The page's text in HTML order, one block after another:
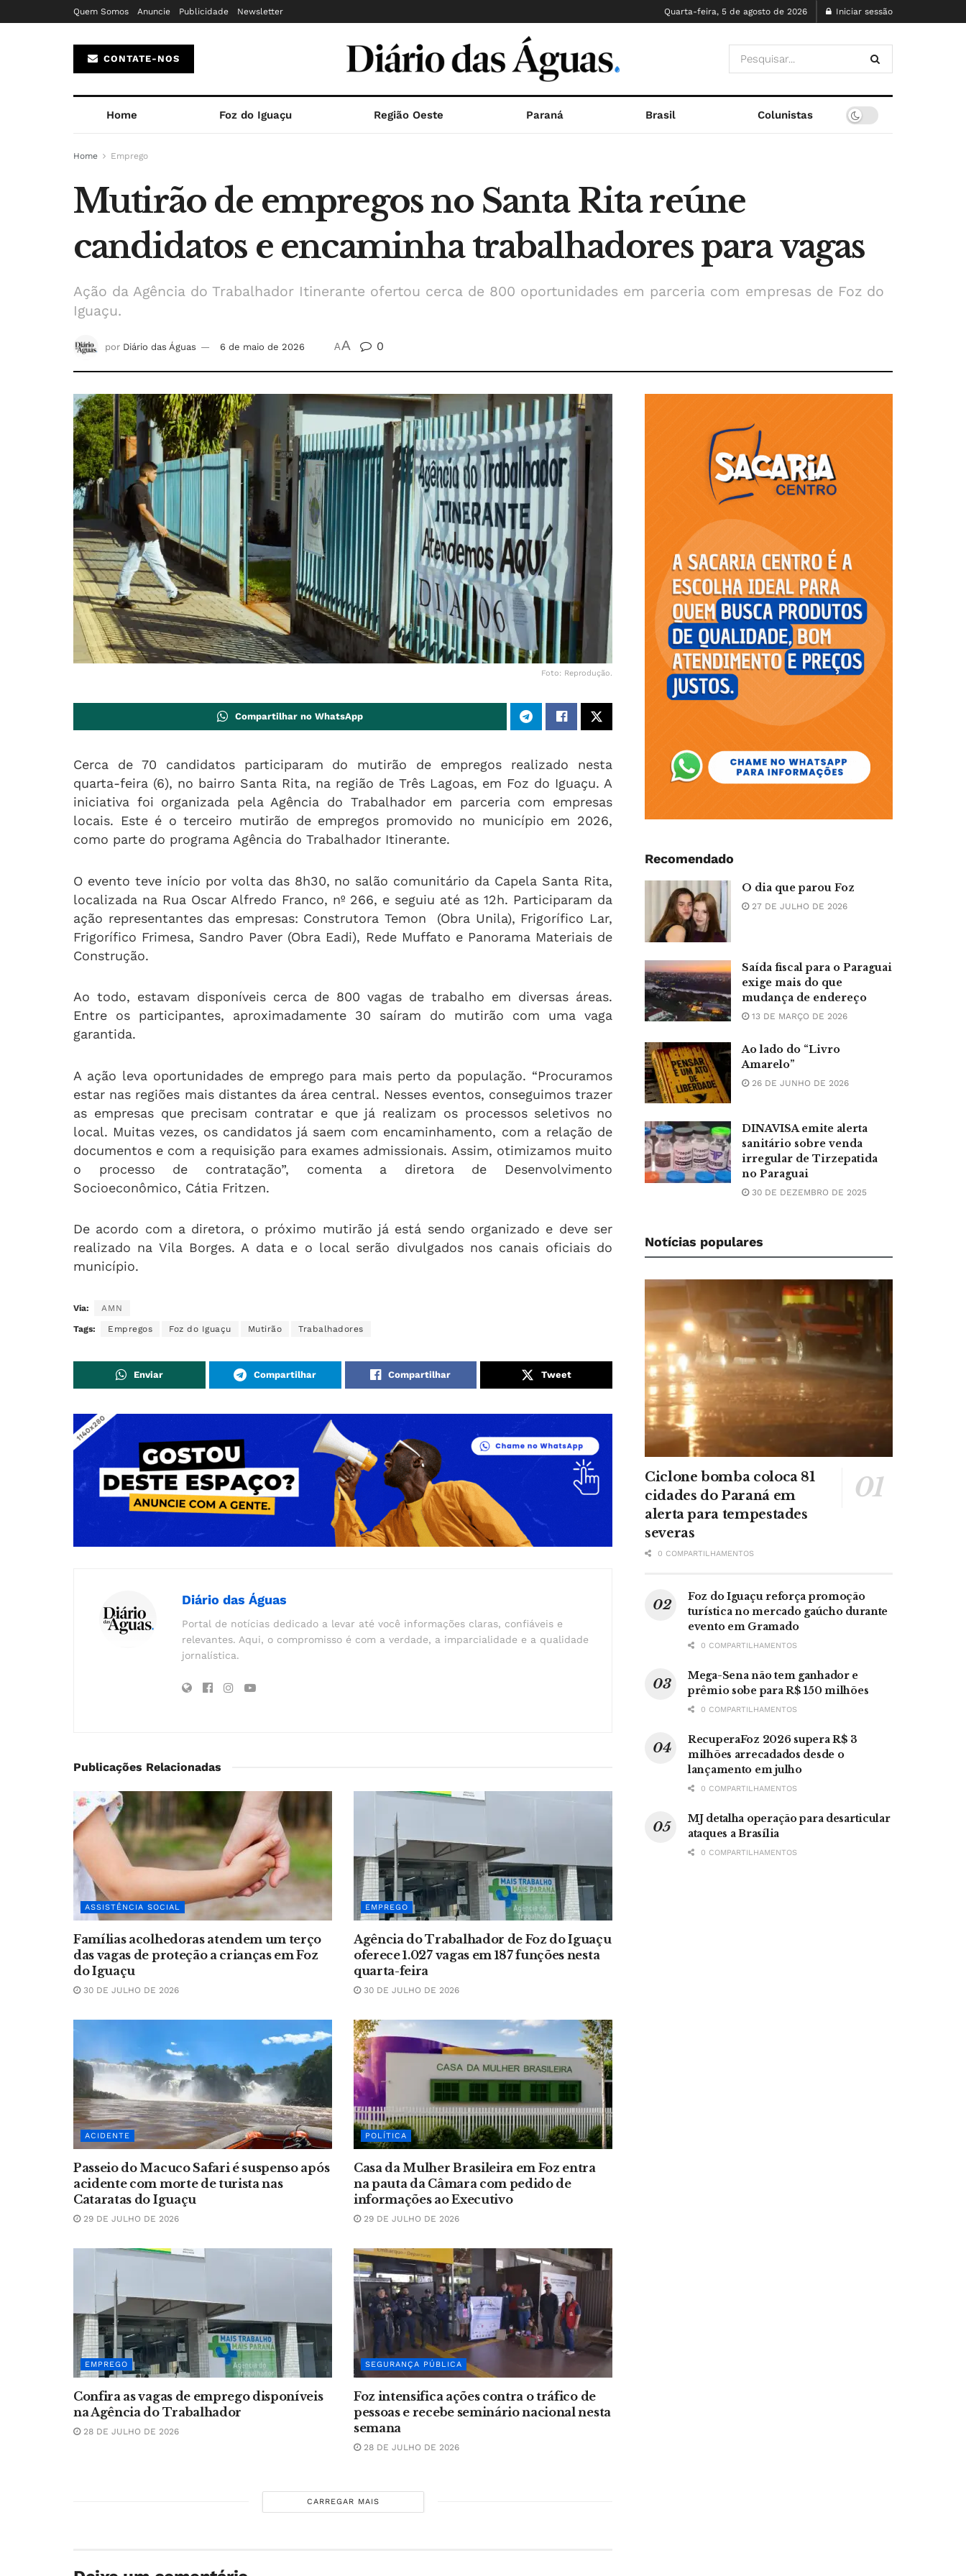
Quem Somos Anuncie Publicidade Newsletter Quarta-feira, 5 de agosto de 2026 Iniciar sessão
CONTATE-NOS
Home Foz do Iguaçu Região Oeste Paraná Brasil Colunistas
Home Emprego
Mutirão de empregos no Santa Rita reúne
candidatos e encaminha trabalhadores para vagas
Ação da Agência do Trabalhador Itinerante ofertou cerca de 800 oportunidades em parceria com empresas de Foz do
Iguaçu.
por Diário das Águas 6 de maio de 2026 AA 0
Foto: Reprodução.
Compartilhar no WhatsApp
Cerca de 70 candidatos participaram do mutirão de empregos realizado nesta
quarta-feira (6), no bairro Santa Rita, na região de Três Lagoas, em Foz do Iguaçu. A
iniciativa foi organizada pela Agência do Trabalhador em parceria com empresas
locais. Este é o terceiro mutirão de empregos promovido no município em 2026,
como parte do programa Agência do Trabalhador Itinerante.
O evento teve início por volta das 8h30, no salão comunitário da Capela Santa Rita,
localizada na Rua Oscar Alfredo Franco, nº 266, e seguiu até as 12h. Participaram da
ação representantes das empresas: Construtora Temon (Obra Unila), Frigorífico Lar,
Frigorífico Frimesa, Sandro Paver (Obra Eadi), Rede Muffato e Panorama Materiais de
Construção.
Ao todo, estavam disponíveis cerca de 800 vagas de trabalho em diversas áreas.
Entre os participantes, aproximadamente 30 saíram do mutirão com uma vaga
garantida.
A ação leva oportunidades de emprego para mais perto da população. “Procuramos
estar nas regiões mais distantes da área central. Nesses eventos, conseguimos trazer
as empresas que precisam contratar e que já realizam os processos seletivos no
local. Muitas vezes, os candidatos já saem com encaminhamento, com a relação de
documentos e com a requisição para exames admissionais. Assim, otimizamos muito
o processo de contratação”, comenta a diretora de Desenvolvimento
Socioeconômico, Cátia Fritzen.
De acordo com a diretora, o próximo mutirão já está sendo organizado e deve ser
realizado na Vila Borges. A data e o local serão divulgados nos canais oficiais do
município.
Via: AMN
Tags: Empregos Foz do Iguaçu Mutirão Trabalhadores
Enviar Compartilhar Compartilhar Tweet
Diário das Águas
Portal de notícias dedicado a levar até você informações claras, confiáveis e
relevantes. Aqui, o compromisso é com a verdade, a imparcialidade e a qualidade
jornalística.
Publicações Relacionadas
ASSISTÊNCIA SOCIAL
Famílias acolhedoras atendem um terço
das vagas de proteção a crianças em Foz
do Iguaçu
30 DE JULHO DE 2026
EMPREGO
Agência do Trabalhador de Foz do Iguaçu
oferece 1.027 vagas em 187 funções nesta
quarta-feira
30 DE JULHO DE 2026
ACIDENTE
Passeio do Macuco Safari é suspenso após
acidente com morte de turista nas
Cataratas do Iguaçu
29 DE JULHO DE 2026
POLÍTICA
Casa da Mulher Brasileira em Foz entra
na pauta da Câmara com pedido de
informações ao Executivo
29 DE JULHO DE 2026
EMPREGO
Confira as vagas de emprego disponíveis
na Agência do Trabalhador
28 DE JULHO DE 2026
SEGURANÇA PÚBLICA
Foz intensifica ações contra o tráfico de
pessoas e recebe seminário nacional nesta
semana
28 DE JULHO DE 2026
CARREGAR MAIS
Recomendado
O dia que parou Foz
27 DE JULHO DE 2026
Saída fiscal para o Paraguai
exige mais do que
mudança de endereço
13 DE MARÇO DE 2026
Ao lado do “Livro
Amarelo”
26 DE JUNHO DE 2026
DINAVISA emite alerta
sanitário sobre venda
irregular de Tirzepatida
no Paraguai
30 DE DEZEMBRO DE 2025
Notícias populares
Ciclone bomba coloca 81
cidades do Paraná em
alerta para tempestades
severas
0 COMPARTILHAMENTOS
Foz do Iguaçu reforça promoção
turística no mercado gaúcho durante
evento em Gramado
0 COMPARTILHAMENTOS
Mega-Sena não tem ganhador e
prêmio sobe para R$ 150 milhões
0 COMPARTILHAMENTOS
RecuperaFoz 2026 supera R$ 3
milhões arrecadados desde o
lançamento em julho
0 COMPARTILHAMENTOS
MJ detalha operação para desarticular
ataques a Brasília
0 COMPARTILHAMENTOS